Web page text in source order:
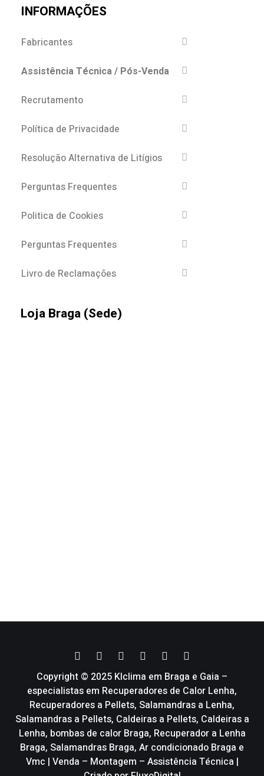
INFORMAÇÕES
Fabricantes
Assistência Técnica / Pós-Venda
Recrutamento
Política de Privacidade
Resolução Alternativa de Litígios
Perguntas Frequentes
Politica de Cookies
Perguntas Frequentes
Livro de Reclamações
Loja Braga (Sede)
Copyright © 2025 Klclima em Braga e Gaia –
especialistas em Recuperadores de Calor Lenha,
Recuperadores a Pellets, Salamandras a Lenha,
Salamandras a Pellets, Caldeiras a Pellets, Caldeiras a
Lenha, bombas de calor Braga, Recuperador a Lenha
Braga, Salamandras Braga, Ar condicionado Braga e
Vmc | Venda – Montagem – Assistência Técnica |